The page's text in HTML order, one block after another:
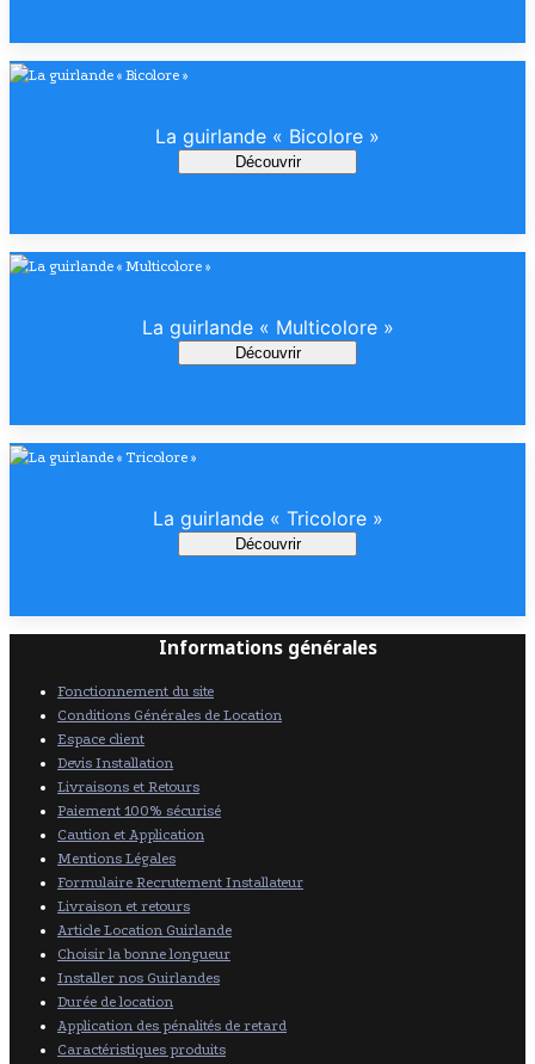
La guirlande « Bicolore »
Découvrir
La guirlande « Multicolore »
Découvrir
La guirlande « Tricolore »
Découvrir
Informations générales
Fonctionnement du site
Conditions Générales de Location
Espace client
Devis Installation
Livraisons et Retours
Paiement 100% sécurisé
Caution et Application
Mentions Légales
Formulaire Recrutement Installateur
Livraison et retours
Article Location Guirlande
Choisir la bonne longueur
Installer nos Guirlandes
Durée de location
Application des pénalités de retard
Caractéristiques produits